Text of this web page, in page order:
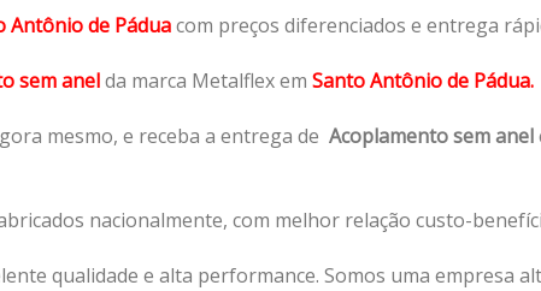
Antônio de Páduacom preços diferenciados e entrega
sem anelda marca Metalflex em Santo Antônio de Pádua.
mesmo, e receba a entrega de Acoplamento sem anel
nacionalmente, com melhor relação custo-
qualidade e alta performance. Somos uma empresa